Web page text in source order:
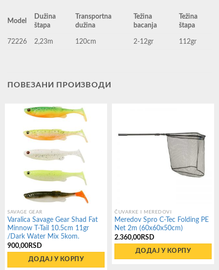
Model
Dužina
štapa
Transportna
dužina
Težina
bacanja
Težina
štapa
72226 2,23m 120cm 2-12gr 112gr
ПОВЕЗАНИ ПРОИЗВОДИ
SAVAGE GEAR
Varalica Savage Gear Shad Fat
Minnow T-Tail 10.5cm 11gr
/Dark Water Mix 5kom.
900,00 RSD
ДОДАЈ У КОРПУ
ČUVARKE I MEREDOVI
Meredov Spro C-Tec Folding PE
Net 2m (60x60x50cm)
2.360,00 RSD
ДОДАЈ У КОРПУ